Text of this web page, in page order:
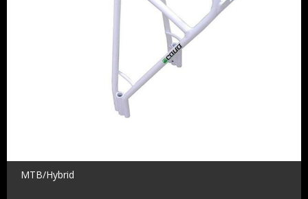
MTB/Hybrid